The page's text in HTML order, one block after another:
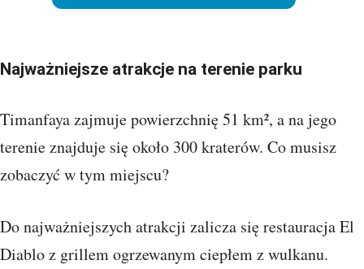
Najważniejsze atrakcje na terenie parku
Timanfaya zajmuje powierzchnię 51 km², a na jego
terenie znajduje się około 300 kraterów. Co musisz
zobaczyć w tym miejscu?
Do najważniejszych atrakcji zalicza się restauracja El
Diablo z grillem ogrzewanym ciepłem z wulkanu.